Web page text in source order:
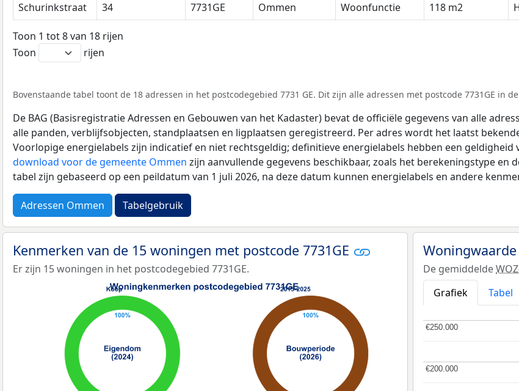
Schurinkstraat
34 7731GE Ommen Woonfunctie 118 m2
Toon 1 tot 8 van 18 rijen
Toon
rijen
Bovenstaande tabel toont de 18 adressen in het postcodegebied 7731 GE. Dit zijn alle adressen met postcode 7731GE in de
De BAG (Basisregistratie Adressen en Gebouwen van het Kadaster) bevat de officiële gegevens van alle
alle panden, verblijfsobjecten, standplaatsen en ligplaatsen geregistreerd. Per adres wordt het laatst
Voorlopige energielabels zijn indicatief en niet rechtsgeldig; definitieve energielabels hebben een
download voor de gemeente Ommen zijn aanvullende gegevens beschikbaar, zoals het berekeningstype en
tabel zijn gebaseerd op een peildatum van 1 juli 2026, na deze datum kunnen energielabels en andere
Adressen Ommen Tabelgebruik
Kenmerken van de 15 woningen met postcode 7731GE
Er zijn 15 woningen in het postcodegebied 7731GE. De gemiddelde
Grafiek
Tabel
€200.000
€200.000
€250.000
€250.000